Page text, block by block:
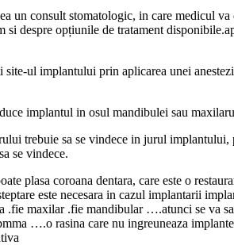
un consult stomatologic, in care medicul
si despre opțiunile de tratament
site-ul implantului prin aplicarea unei
implantul in osul mandibulei sau
trebuie sa se vindece in jurul
se vindece.
plasa coroana dentara, care este o
este necesara in cazul implantarii
maxilar .fie mandibular ….atunci se va
….o rasina care nu ingreuneaza